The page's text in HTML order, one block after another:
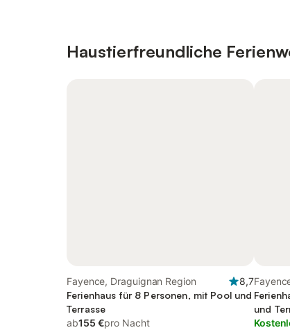
Haustierfreundliche
Fayence, Draguignan Region
8,7
Ferienhaus für 8 Personen, mit Pool und
Terrasse
ab155 €pro Nacht
und